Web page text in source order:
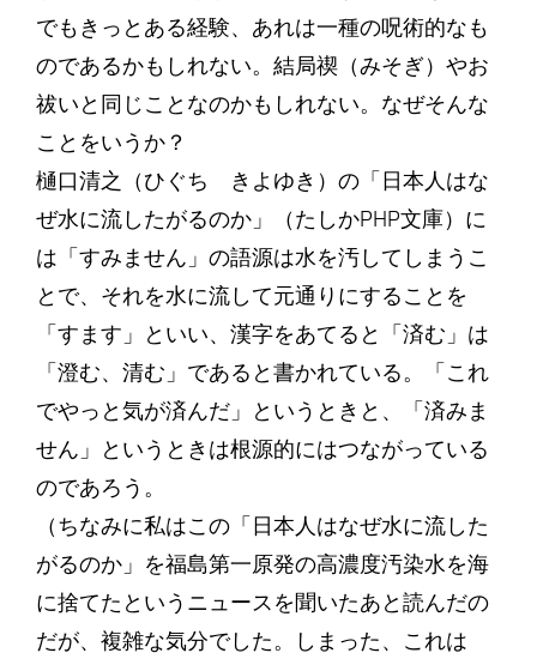
でもきっとある経験、あれは一種の呪術的なも
のであるかもしれない。結局禊（みそぎ）やお
祓いと同じことなのかもしれない。なぜそんな
ことをいうか？
樋口清之（ひぐち きよゆき）の「日本人はな
ぜ水に流したがるのか」（たしかPHP文庫）に
は「すみません」の語源は水を汚してしまうこ
とで、それを水に流して元通りにすることを
「すます」といい、漢字をあてると「済む」は
「澄む、清む」であると書かれている。「これ
でやっと気が済んだ」というときと、「済みま
せん」というときは根源的にはつながっている
のであろう。
（ちなみに私はこの「日本人はなぜ水に流した
がるのか」を福島第一原発の高濃度汚染水を海
に捨てたというニュースを聞いたあと読んだの
だが、複雑な気分でした。しまった、これは